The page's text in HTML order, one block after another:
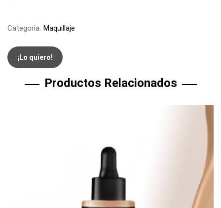
Categoria: Maquillaje
¡Lo quiero!
Productos Relacionados